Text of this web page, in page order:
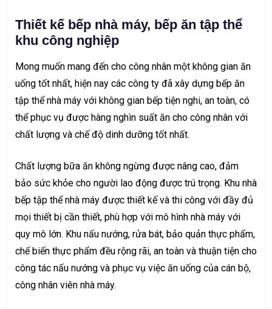
Thiết kế bếp nhà máy, bếp ăn tập thể
khu công nghiệp
Mong muốn mang đến cho công nhân một không gian ăn
uống tốt nhất, hiện nay các công ty đã xây dựng bếp ăn
tập thể nhà máy với không gian bếp tiện nghi, an toàn, có
thể phục vụ được hàng nghìn suất ăn cho công nhân với
chất lượng và chế độ dinh dưỡng tốt nhất.
Chất lượng bữa ăn không ngừng được nâng cao, đảm
bảo sức khỏe cho người lao động được trú trọng. Khu nhà
bếp tập thể nhà máy được thiết kế và thi công với đầy đủ
mọi thiết bị cần thiết, phù hợp với mô hình nhà máy với
quy mô lớn. Khu nấu nướng, rửa bát, bảo quản thực phẩm,
chế biến thực phẩm đều rộng rãi, an toàn và thuận tiện cho
công tác nấu nướng và phục vụ việc ăn uống của cán bộ,
công nhân viên nhà máy.